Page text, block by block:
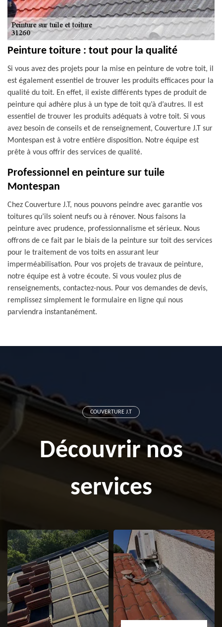
Peinture toiture : tout pour la qualité
Si vous avez des projets pour la mise en peinture de votre toit, il
est également essentiel de trouver les produits efficaces pour la
qualité du toit. En effet, il existe différents types de produit de
peinture qui adhère plus à un type de toit qu’à d’autres. Il est
essentiel de trouver les produits adéquats à votre toit. Si vous
avez besoin de conseils et de renseignement, Couverture J.T sur
Montespan est à votre entière disposition. Notre équipe est
prête à vous offrir des services de qualité.
Professionnel en peinture sur tuile
Montespan
Chez Couverture J.T, nous pouvons peindre avec garantie vos
toitures qu’ils soient neufs ou à rénover. Nous faisons la
peinture avec prudence, professionnalisme et sérieux. Nous
offrons de ce fait par le biais de la peinture sur toit des services
pour le traitement de vos toits en assurant leur
imperméabilisation. Pour vos projets de travaux de peinture,
notre équipe est à votre écoute. Si vous voulez plus de
renseignements, contactez-nous. Pour vos demandes de devis,
remplissez simplement le formulaire en ligne qui nous
parviendra instantanément.
COUVERTURE J.T
Découvrir nos
services